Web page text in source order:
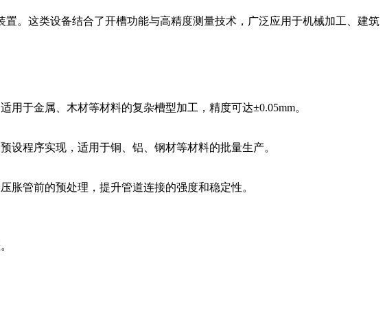
。这类设备结合了开槽功能与高精度测量技术，广泛应用于机械加工、建筑
于金属、木材等材料的复杂槽型加工，精度可达±0.05mm。
程序实现，适用于铜、铝、钢材等材料的批量生产。
胀管前的预处理，提升管道连接的强度和稳定性。